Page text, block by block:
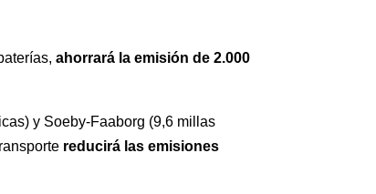
ahorrará la emisión de 2.000
y Soeby-Faaborg (9,6 millas
reducirá las emisiones